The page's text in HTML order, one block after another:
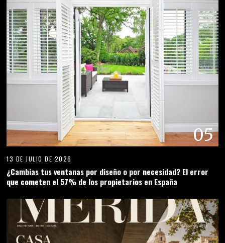
05
13 DE JULIO DE 2026
¿Cambias tus ventanas por diseño o por necesidad? El error
que cometen el 57% de los propietarios en España